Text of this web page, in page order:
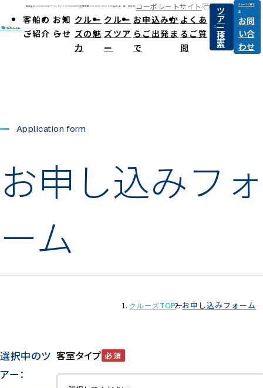
電話番号:03-6284-1264 / フリーダイヤル:0120-868031営業時間:9:30-12:00 / 13:00-17:00(休日:土、日、祝祭日) コーポレートサイト
客船の
ご紹介
お知
らせ
クルー
ズの魅
力
クルー
ズツア
ー
お申込みか
らご出発ま
で
よくあ
るご質
問
ツ
ア
ー
検
索
クルーズに関す
る
お問
い合
わせ
Application form
お申し込みフォ
ーム
クルーズTOP お申し込みフォーム
選択中のツ
アー：
客室タイプ 必須